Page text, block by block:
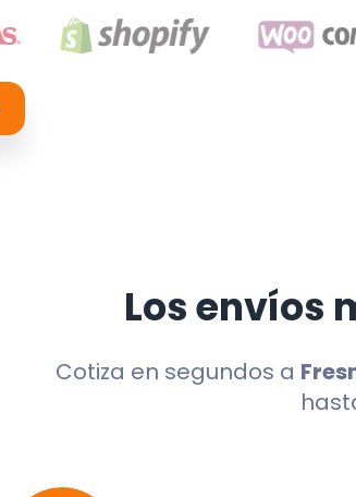
Los envíos
Cotiza en segundos a